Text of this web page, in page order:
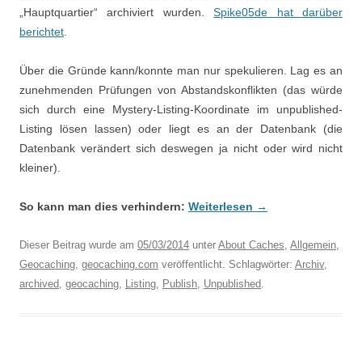
„Hauptquartier“ archiviert wurden.Spike05de hat darüber
berichtet
Über die Gründe kann/konnte man nur spekulieren. Lag es an
zunehmenden Prüfungen von Abstandskonflikten (das würde
sich durch eine Mystery-Listing-Koordinate im unpublished-
Listing lösen lassen) oder liegt es an der Datenbank (die
Datenbank verändert sich deswegen ja nicht oder wird nicht
kleiner).
So kann man dies verhindern: Weiterlesen →
Dieser Beitrag wurde am 05/03/2014 unter About Caches, Allgemein,
Geocaching, geocaching.com veröffentlicht. Schlagwörter: Archiv,
archived, geocaching, Listing, Publish, Unpublished.